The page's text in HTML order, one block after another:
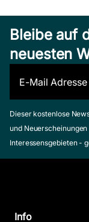
Bleibe auf
neuesten
Dieser kostenlose
und
Interessensgebieten -
Info